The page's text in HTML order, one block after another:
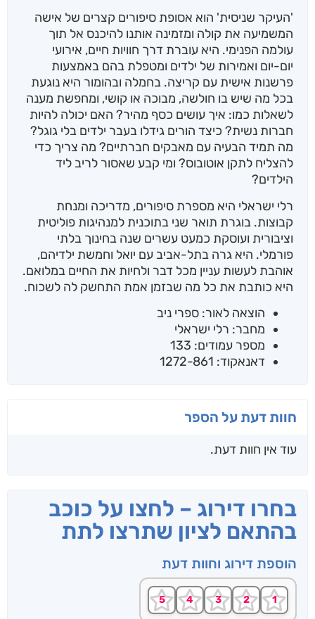
'העיקר שניסית' הוא אסופת סיפורים קצרים של אישה
המשמיעה את קולה ומזמינה אותנו להיכנס אל תוך
עולמה הפנימי. היא עוברת דרך חוויות חיים, אירועי
יום-יום ואמירות של ילדים ומטפלת בהם באמצעות
פרשנות אישית עם קריצה. בחמלה ובהומור היא נוגעת
בכל מה שיש בו חולשה, מבוכה או קושי, ומחפשת מענה
לשאלות כמו: איך עושים כסף מהיר? האם יכולה להיות
חברות נשית? כיצד הורים גידלו בעבר ילדים בלי גוגל?
מה תמיד הבעיה עם מאבקים חברתיים? מה צריך כדי
להצליח לתקן אוטובוס? ומי קבע שאסור לריב ליד
הילדים?
רלי ישראלי היא מספרת סיפורים, מדריכה ומנחת
קבוצות. בוגרת תואר שני בתוכנית למנהיגות פוליטית
וציבורית ועוסקת כמעט עשרים שנה בחינוך בלתי
פורמלי. היא גרה בתל-אביב עם יואל וחמשת ילדיהם,
אוהבת לעשות עניין מכל דבר ולחיות את החיים במלואם.
היא כותבת את כל מה שבזמן אמת התחשק לה לשכוח.
הוצאה לאור: ספרי ניב
מחבר: רלי ישראלי
מספר עמודים: 133
דאנאקוד: 1272-861
חוות דעת על הספר
עוד אין חוות דעת.
בחרו דירוג – לחצו על כוכב
בהתאם לציון שתרצו לתת
הוספת דירוג וחוות דעת